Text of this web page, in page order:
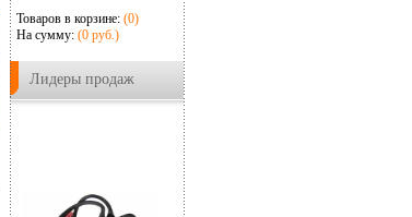
Лидеры продаж
Товаров в корзине: (0)
На сумму: (0 руб.)